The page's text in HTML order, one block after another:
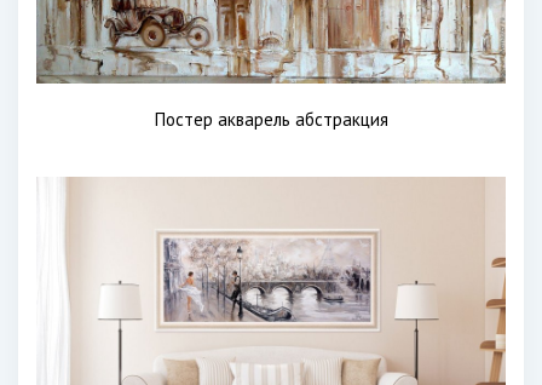
Постер акварель абстракция